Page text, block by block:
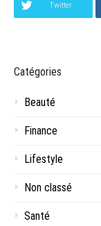
Twitter
Catégories
Beauté
Finance
Lifestyle
Non classé
Santé